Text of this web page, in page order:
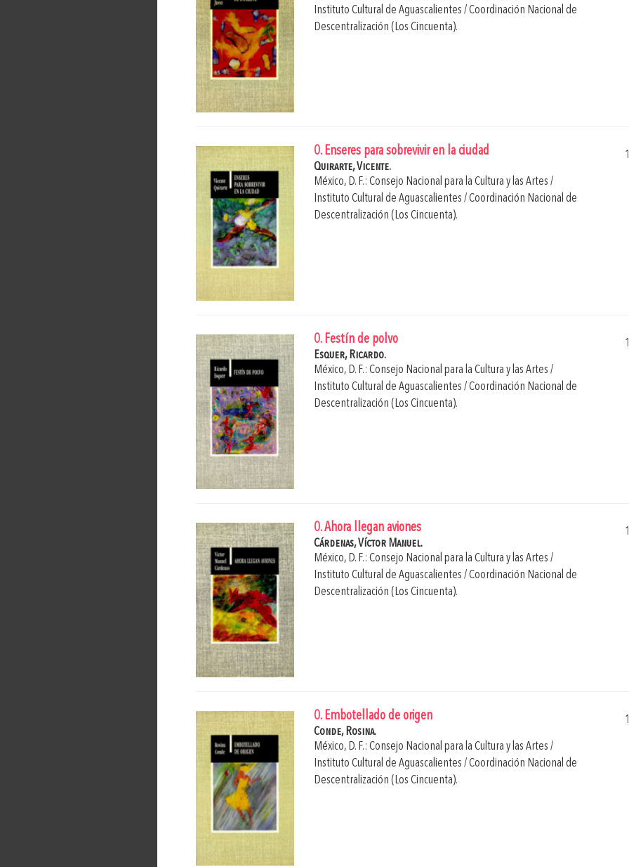
Instituto Cultural de Aguascalientes / Coordinación Nacional de
Descentralización (Los Cincuenta).
0. Enseres para sobrevivir en la ciudad
Quirarte, Vicente.
México, D. F.: Consejo Nacional para la Cultura y las Artes /
Instituto Cultural de Aguascalientes / Coordinación Nacional de
Descentralización (Los Cincuenta).
0. Festín de polvo
Esquer, Ricardo.
México, D. F.: Consejo Nacional para la Cultura y las Artes /
Instituto Cultural de Aguascalientes / Coordinación Nacional de
Descentralización (Los Cincuenta).
0. Ahora llegan aviones
Cárdenas, Víctor Manuel.
México, D. F.: Consejo Nacional para la Cultura y las Artes /
Instituto Cultural de Aguascalientes / Coordinación Nacional de
Descentralización (Los Cincuenta).
0. Embotellado de origen
Conde, Rosina.
México, D. F.: Consejo Nacional para la Cultura y las Artes /
Instituto Cultural de Aguascalientes / Coordinación Nacional de
Descentralización (Los Cincuenta).